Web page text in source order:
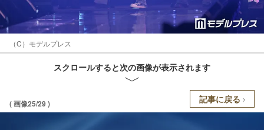
（C）モデルプレス
スクロールすると次の画像が表示されます
( 画像25/29 ) 記事に戻る